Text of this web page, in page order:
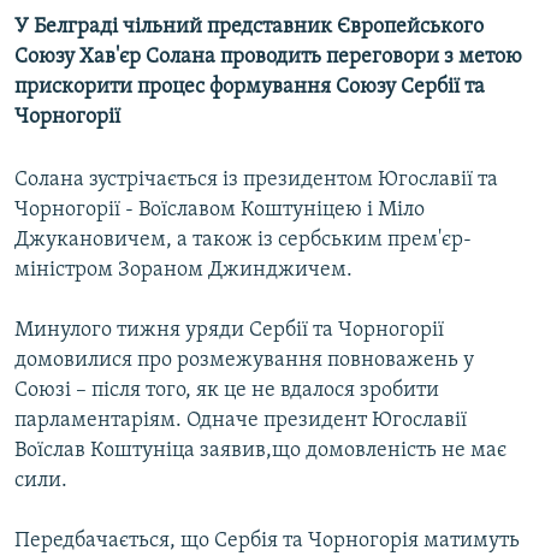
ФОТО
СПЕЦПРОЄКТИ
ПОДКАСТИ
КРИМ РЕАЛІЇ
РУС
УКР
ДОЛУЧАЙСЯ!
Усі сайти RFE/RL
У Белграді чільний представник Європейського
Союзу Хав'єр Солана проводить переговори з метою
прискорити процес формування Союзу Сербії та
Чорногорії
Солана зустрічається із президентом Югославії та
Чорногорії - Воїславом Коштуніцею і Міло
Джукановичем, а також із сербським прем'єр-
міністром Зораном Джинджичем.
Минулого тижня уряди Сербії та Чорногорії
домовилися про розмежування повноважень у
Союзі – після того, як це не вдалося зробити
парламентаріям. Одначе президент Югославії
Воїслав Коштуніца заявив,що домовленість не має
сили.
Передбачається, що Сербія та Чорногорія матимуть